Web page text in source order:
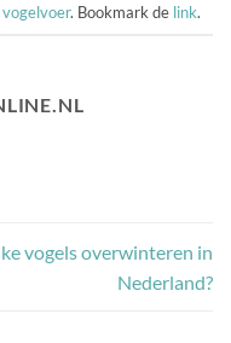
. Bookmark de link.
vogels overwinteren in
Nederland?